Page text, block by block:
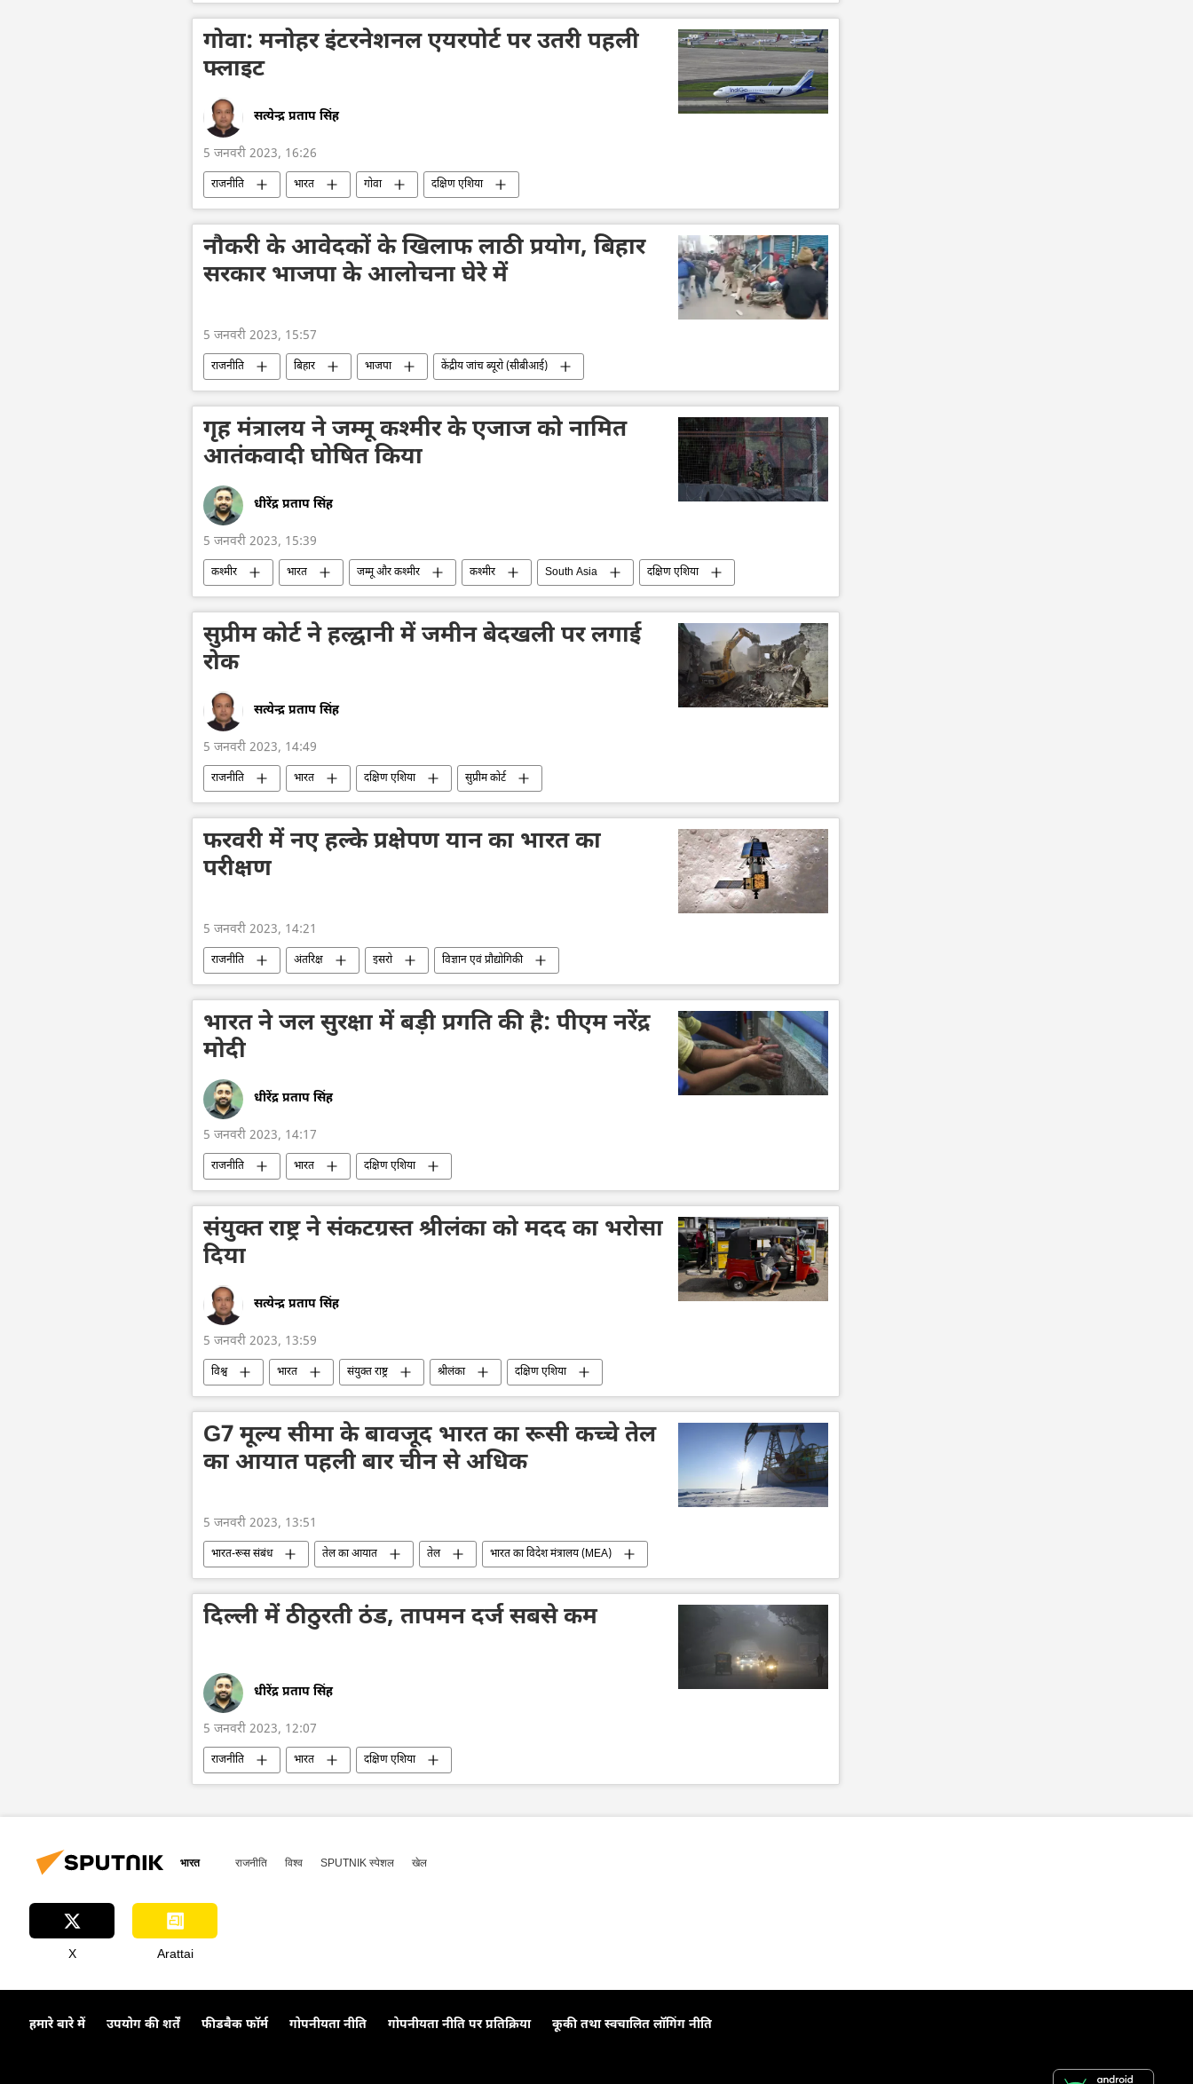
गोवा: मनोहर इंटरनेशनल एयरपोर्ट पर उतरी पहली
फ्लाइट
सत्येन्द्र प्रताप सिंह
5 जनवरी 2023, 16:26
राजनीति भारत गोवा दक्षिण एशिया
नौकरी के आवेदकों के खिलाफ लाठी प्रयोग, बिहार
सरकार भाजपा के आलोचना घेरे में
5 जनवरी 2023, 15:57
राजनीति बिहार भाजपा केंद्रीय जांच ब्यूरो (सीबीआई)
गृह मंत्रालय ने जम्मू कश्मीर के एजाज को नामित
आतंकवादी घोषित किया
धीरेंद्र प्रताप सिंह
5 जनवरी 2023, 15:39
कश्मीर भारत जम्मू और कश्मीर कश्मीर South Asia दक्षिण एशिया
सुप्रीम कोर्ट ने हल्द्वानी में जमीन बेदखली पर लगाई
रोक
सत्येन्द्र प्रताप सिंह
5 जनवरी 2023, 14:49
राजनीति भारत दक्षिण एशिया सुप्रीम कोर्ट
फरवरी में नए हल्के प्रक्षेपण यान का भारत का
परीक्षण
5 जनवरी 2023, 14:21
राजनीति अंतरिक्ष इसरो विज्ञान एवं प्रौद्योगिकी
भारत ने जल सुरक्षा में बड़ी प्रगति की है: पीएम नरेंद्र
मोदी
धीरेंद्र प्रताप सिंह
5 जनवरी 2023, 14:17
राजनीति भारत दक्षिण एशिया
संयुक्त राष्ट्र ने संकटग्रस्त श्रीलंका को मदद का भरोसा
दिया
सत्येन्द्र प्रताप सिंह
5 जनवरी 2023, 13:59
विश्व भारत संयुक्त राष्ट्र श्रीलंका दक्षिण एशिया
G7 मूल्य सीमा के बावजूद भारत का रूसी कच्चे तेल
का आयात पहली बार चीन से अधिक
5 जनवरी 2023, 13:51
भारत-रूस संबंध तेल का आयात तेल भारत का विदेश मंत्रालय (MEA)
दिल्ली में ठीठुरती ठंड, तापमन दर्ज सबसे कम
धीरेंद्र प्रताप सिंह
5 जनवरी 2023, 12:07
राजनीति भारत दक्षिण एशिया
भारत राजनीति विश्व SPUTNIK स्पेशल खेल
X Arattai
हमारे बारे में उपयोग की शर्तें फीडबैक फॉर्म गोपनीयता नीति गोपनीयता नीति पर प्रतिक्रिया कूकी तथा स्वचालित लॉगिंग नीति